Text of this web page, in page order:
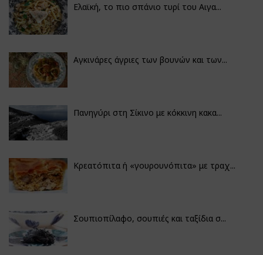
Ελαϊκή, το πιο σπάνιο τυρί του Αιγα...
Αγκινάρες άγριες των βουνών και των...
Πανηγύρι στη Σίκινο με κόκκινη κακα...
Κρεατόπιτα ή «γουρουνόπιτα» με τραχ...
Σουπιοπίλαφο, σουπιές και ταξίδια σ...